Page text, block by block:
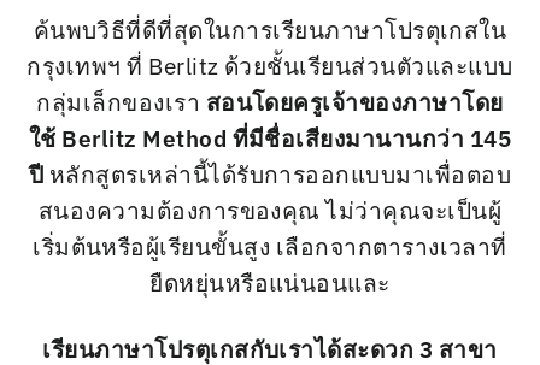
ค้นพบวิธีที่ดีที่สุดในการเรียนภาษาโปรตุเกสใน
กรุงเทพฯ ที่ Berlitz ด้วยชั้นเรียนส่วนตัวและแบบ
กลุ่มเล็กของเรา สอนโดยครูเจ้าของภาษาโดย
ใช้ Berlitz Method ที่มีชื่อเสียงมานานกว่า 145
ปี หลักสูตรเหล่านี้ได้รับการออกแบบมาเพื่อตอบ
สนองความต้องการของคุณ ไม่ว่าคุณจะเป็นผู้
เริ่มต้นหรือผู้เรียนขั้นสูง เลือกจากตารางเวลาที่
ยืดหยุ่นหรือแน่นอนและ
เรียนภาษาโปรตุเกสกับเราได้สะดวก 3 สาขา